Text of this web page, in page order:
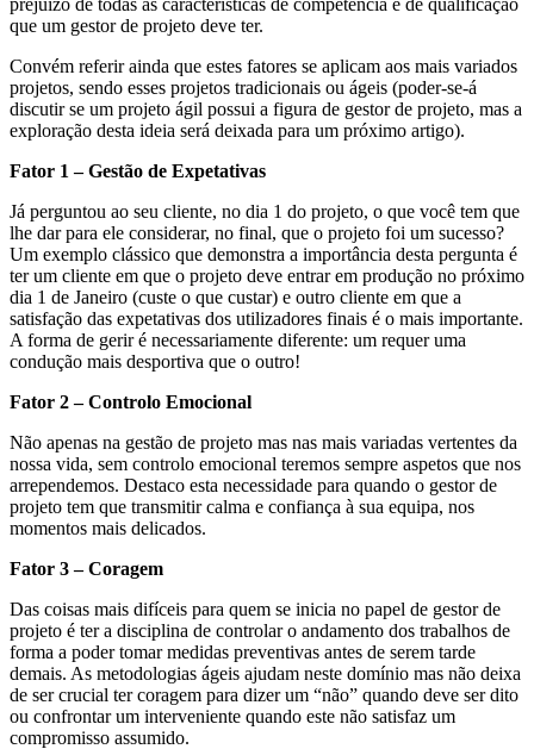
prejuízo de todas as características de competência e de qualificação
que um gestor de projeto deve ter.
Convém referir ainda que estes fatores se aplicam aos mais variados
projetos, sendo esses projetos tradicionais ou ágeis (poder-se-á
discutir se um projeto ágil possui a figura de gestor de projeto, mas a
exploração desta ideia será deixada para um próximo artigo).
Fator 1 – Gestão de Expetativas
Já perguntou ao seu cliente, no dia 1 do projeto, o que você tem que
lhe dar para ele considerar, no final, que o projeto foi um sucesso?
Um exemplo clássico que demonstra a importância desta pergunta é
ter um cliente em que o projeto deve entrar em produção no próximo
dia 1 de Janeiro (custe o que custar) e outro cliente em que a
satisfação das expetativas dos utilizadores finais é o mais importante.
A forma de gerir é necessariamente diferente: um requer uma
condução mais desportiva que o outro!
Fator 2 – Controlo Emocional
Não apenas na gestão de projeto mas nas mais variadas vertentes da
nossa vida, sem controlo emocional teremos sempre aspetos que nos
arrependemos. Destaco esta necessidade para quando o gestor de
projeto tem que transmitir calma e confiança à sua equipa, nos
momentos mais delicados.
Fator 3 – Coragem
Das coisas mais difíceis para quem se inicia no papel de gestor de
projeto é ter a disciplina de controlar o andamento dos trabalhos de
forma a poder tomar medidas preventivas antes de serem tarde
demais. As metodologias ágeis ajudam neste domínio mas não deixa
de ser crucial ter coragem para dizer um “não” quando deve ser dito
ou confrontar um interveniente quando este não satisfaz um
compromisso assumido.